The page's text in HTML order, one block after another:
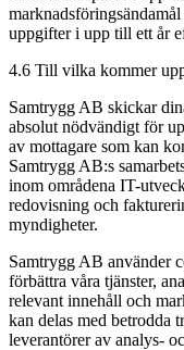
uppgifter i upp till ett år
4.6 Till vilka kommer
Samtrygg AB skickar
absolut nödvändigt för
av mottagare som kan
Samtrygg AB:s
inom områdena IT-
redovisning och
myndigheter.
Samtrygg AB använder
förbättra våra tjänster,
relevant innehåll och
kan delas med betrodda
leverantörer av analys-